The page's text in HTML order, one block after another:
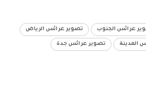
عرائس الجنوب تصوير عرائس الرياض
المدينة تصوير عرائس جدة